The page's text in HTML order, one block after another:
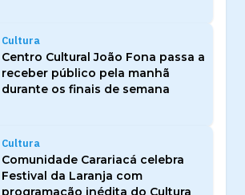
Cultura
Centro Cultural João Fona passa a
receber público pela manhã
durante os finais de semana
Cultura
Comunidade Carariacá celebra
Festival da Laranja com
programação inédita do Cultura